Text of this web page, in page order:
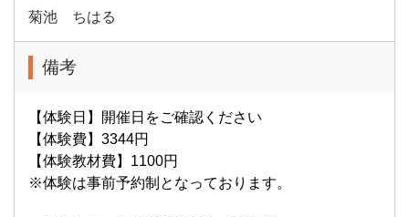
菊池 ちはる
備考
【体験日】開催日をご確認ください
【体験費】3344円
【体験教材費】1100円
※体験は事前予約制となっております。